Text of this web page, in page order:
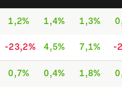
1,2% 1,4% 1,3%
-23,2% 4,5% 7,1% -
0,7% 0,4% 1,8%